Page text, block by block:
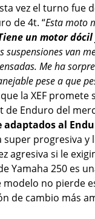
vez el turno fue
de 4t. “Esta moto
un motor
suspensiones van
Me ha
pese a que
que la XEF promete
de Enduro del
adaptados al
progresiva y
agresiva si le
Yamaha 250 es
modelo no pierde
de cambio más